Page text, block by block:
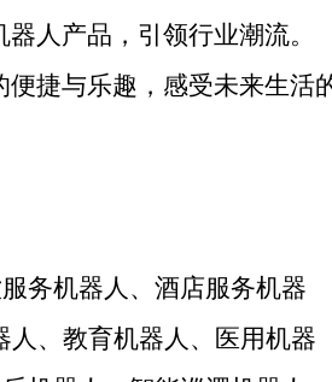
人产品，引领行业潮流。
捷与乐趣，感受未来生活
务机器人、酒店服务机器
人、教育机器人、医用机器